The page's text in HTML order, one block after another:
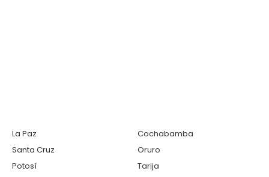
La Paz
Cochabamba
Santa Cruz
Oruro
Potosí
Tarija